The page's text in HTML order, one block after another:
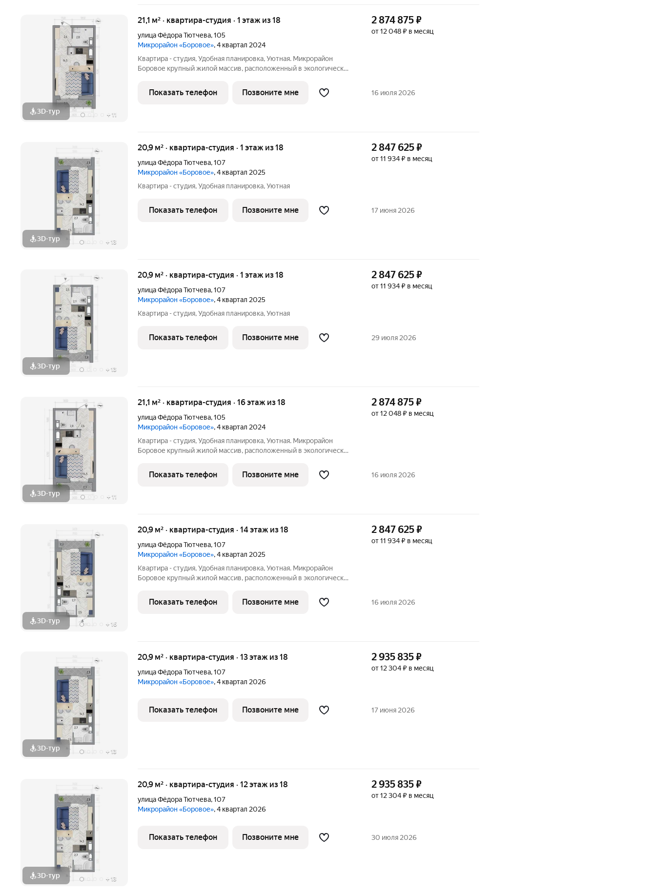
3D-тур + 11
21,1 м² · квартира-студия · 1 этаж из 18
улица Фёдора Тютчева,105
Микрорайон «Боровое», 4 квартал 2024
Квартира - студия, Удобная планировка, Уютная. Микрорайон
Боровое крупный жилой массив, расположенный в экологически
Жилой комплекс располагает собственной инфраструктурой и
сервисами и
2 874 875₽
от 12 048 ₽ в месяц
Показать телефон Позвоните мне 16 июля 2026
3D-тур + 13
20,9 м² · квартира-студия · 1 этаж из 18
улица Фёдора Тютчева,107
Микрорайон «Боровое», 4 квартал 2025
Квартира - студия, Удобная планировка, Уютная
2 847 625₽
от 11 934 ₽ в месяц
Показать телефон Позвоните мне 17 июня 2026
3D-тур + 13
20,9 м² · квартира-студия · 1 этаж из 18
улица Фёдора Тютчева,107
Микрорайон «Боровое», 4 квартал 2025
Квартира - студия, Удобная планировка, Уютная
2 847 625₽
от 11 934 ₽ в месяц
Показать телефон Позвоните мне 29 июля 2026
3D-тур + 11
21,1 м² · квартира-студия · 16 этаж из 18
улица Фёдора Тютчева,105
Микрорайон «Боровое», 4 квартал 2024
Квартира - студия, Удобная планировка, Уютная. Микрорайон
Боровое крупный жилой массив, расположенный в экологически
Жилой комплекс располагает собственной инфраструктурой и
сервисами и
2 874 875₽
от 12 048 ₽ в месяц
Показать телефон Позвоните мне 16 июля 2026
3D-тур + 16
20,9 м² · квартира-студия · 14 этаж из 18
улица Фёдора Тютчева,107
Микрорайон «Боровое», 4 квартал 2025
Квартира - студия, Удобная планировка, Уютная. Микрорайон
Боровое крупный жилой массив, расположенный в экологически
Жилой комплекс располагает собственной инфраструктурой и
сервисами и
2 847 625₽
от 11 934 ₽ в месяц
Показать телефон Позвоните мне 16 июля 2026
3D-тур + 13
20,9 м² · квартира-студия · 13 этаж из 18
улица Фёдора Тютчева,107
Микрорайон «Боровое», 4 квартал 2026
2 935 835₽
от 12 304 ₽ в месяц
Показать телефон Позвоните мне 17 июня 2026
3D-тур + 13
20,9 м² · квартира-студия · 12 этаж из 18
улица Фёдора Тютчева,107
Микрорайон «Боровое», 4 квартал 2026
2 935 835₽
от 12 304 ₽ в месяц
Показать телефон Позвоните мне 30 июля 2026